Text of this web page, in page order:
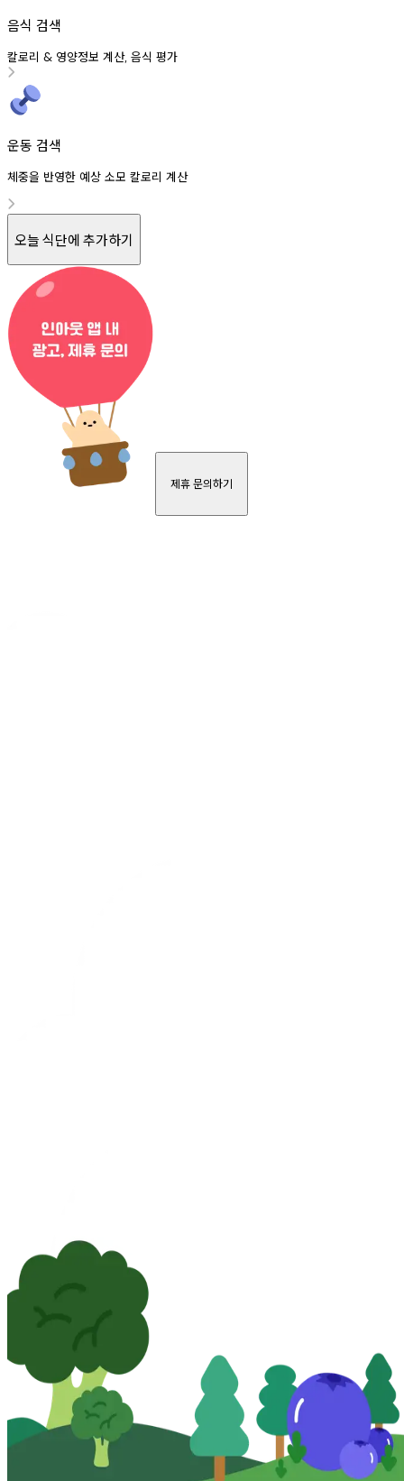
음식 검색
칼로리 & 영양정보 계산, 음식 평가
운동 검색
체중을 반영한 예상 소모 칼로리 계산
오늘 식단에 추가하기
제휴 문의하기